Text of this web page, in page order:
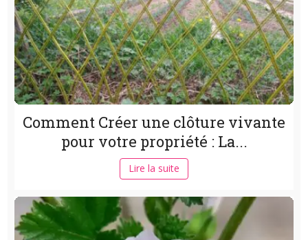
Comment Créer une clôture vivante
pour votre propriété : La...
Lire la suite